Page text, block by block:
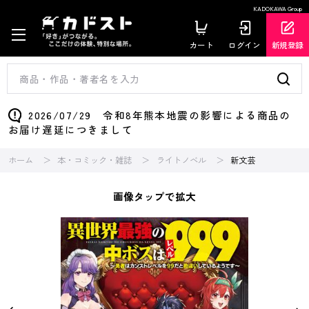
KADOKAWA Group
カート ログイン 新規登録
2026/07/29 令和8年熊本地震の影響による商品の
お届け遅延につきまして
ホーム 本・コミック・雑誌 ライトノベル 新文芸
画像タップで拡大